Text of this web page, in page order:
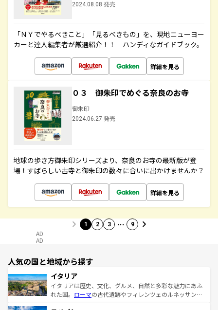
2024.08.08 発売
「ＮＹでやるべきこと」「見るべきもの」を、現地ニューヨー
カーと達人編集者が厳選紹介！！ ハンディなガイドブック。
詳細を見る
０３ 御朱印でめぐる奈良のお寺
御朱印
2024.06.27 発売
地球の歩き方御朱印シリーズより、奈良のお寺の最新版が登
場！すばらしい古寺と御朱印の数々に合いに出かけませんか？
詳細を見る
1 2 3 … 9
AD
AD
人気の国と地域から探す
イタリア
イタリアは歴史、文化、グルメ、自然と多彩な魅力にあふ
れた国。 ローマの古代遺跡やフィレンツェのルネッサンス